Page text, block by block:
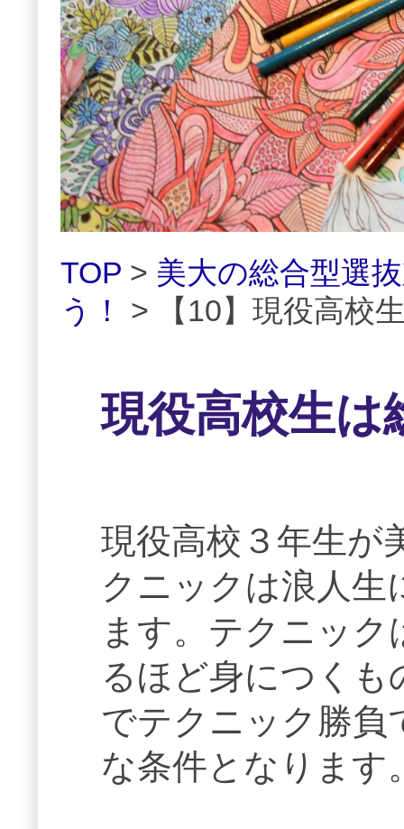
TOP > 美大の総合型選
う！ > 【10】現役高校
現役高校生は
現役高校３年生が
クニックは浪人
ます。テクニッ
るほど身につくも
でテクニック勝負
な条件となります